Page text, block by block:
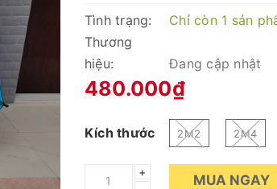
Tình trạng:
Chỉ còn 1 sản
Thương
hiệu:
Đang cập nhật
480.000₫
Kích thước 2M2 2M4
+
MUA NGAY